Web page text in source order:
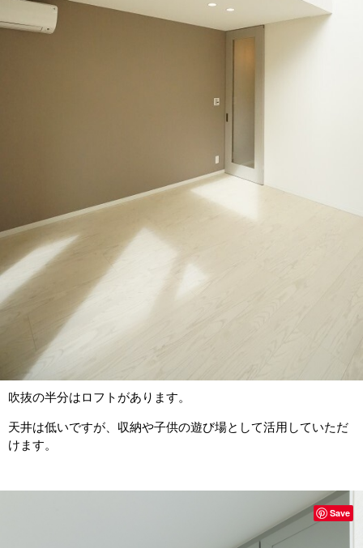
吹抜の半分はロフトがあります。
天井は低いですが、収納や子供の遊び場として活用していただ
けます。
Save